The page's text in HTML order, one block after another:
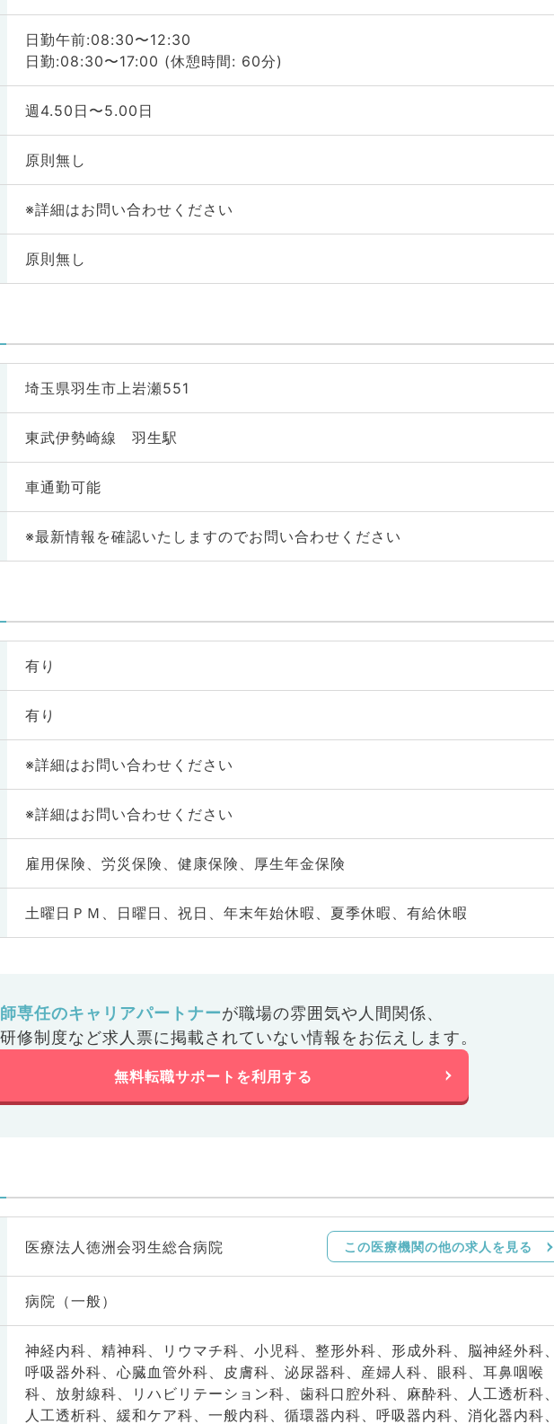
日勤午前:08:30〜12:30
日勤:08:30〜17:00 (休憩時間: 60分)
週4.50日〜5.00日
原則無し
※詳細はお問い合わせください
原則無し
埼玉県羽生市上岩瀬551
東武伊勢崎線 羽生駅
車通勤可能
※最新情報を確認いたしますのでお問い合わせください
有り
有り
※詳細はお問い合わせください
※詳細はお問い合わせください
雇用保険、労災保険、健康保険、厚生年金保険
土曜日ＰＭ、日曜日、祝日、年末年始休暇、夏季休暇、有給休暇
専任のキャリアパートナーが職場の雰囲気や人間関係、
修制度など求人票に掲載されていない情報をお伝えします。
無料転職サポートを利用する
医療法人徳洲会羽生総合病院 この医療機関の他の求人を見る
病院（一般）
神経内科、精神科、リウマチ科、小児科、整形外科、形成外科、脳神経外科、
呼吸器外科、心臓血管外科、皮膚科、泌尿器科、産婦人科、眼科、耳鼻咽喉
科、放射線科、リハビリテーション科、歯科口腔外科、麻酔科、人工透析科、
人工透析科、緩和ケア科、一般内科、循環器内科、呼吸器内科、消化器内科、